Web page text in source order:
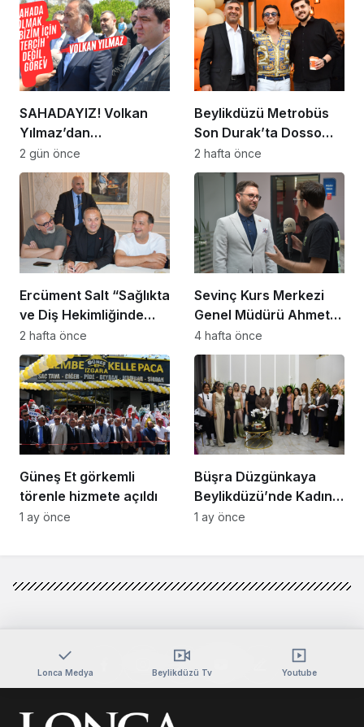
SAHADAYIZ! Volkan
Yılmaz’dan
Beylikdüzü’nde Dikkat
Çeken Mesaj
2 gün önce
Beylikdüzü Metrobüs
Son Durak’ta Dosso
Dossi Coffee coşkusu
2 hafta önce
Ercüment Salt “Sağlıkta
ve Diş Hekimliğinde
Dünya Çok Önemli
Noktaya Geldi”
2 hafta önce
Sevinç Kurs Merkezi
Genel Müdürü Ahmet
Zeyrekmişoğlu
Başarının Sırrını Anlattı
4 hafta önce
Güneş Et görkemli
törenle hizmete açıldı
1 ay önce
Büşra Düzgünkaya
Beylikdüzü’nde Kadın
Girişimcilerle Buluştu
1 ay önce
Lonca Medya Beylikdüzü Tv Youtube